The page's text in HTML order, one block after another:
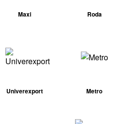
Maxi Roda
Univerexport Metro